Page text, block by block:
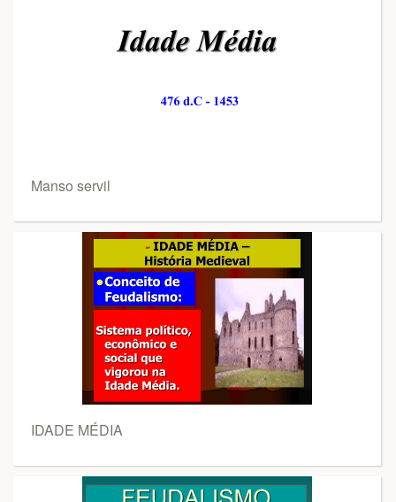
Manso servil
IDADE MÉDIA